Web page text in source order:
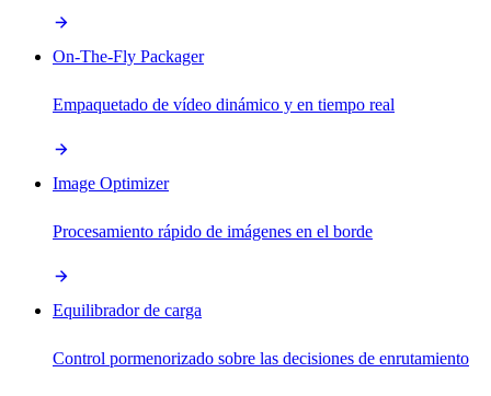
On-The-Fly Packager
Empaquetado de vídeo dinámico y en tiempo real
Image Optimizer
Procesamiento rápido de imágenes en el borde
Equilibrador de carga
Control pormenorizado sobre las decisiones de enrutamiento